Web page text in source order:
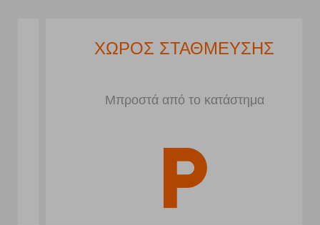
ΧΩΡΟΣ ΣΤΑΘΜΕΥΣΗΣ
Μπροστά από το κατάστημα